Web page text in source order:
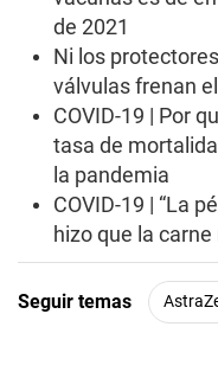
de 2021
Ni los
válvulas frenan
COVID-19 | Por
tasa de
la pandemia
COVID-19 | “La
hizo que la
Seguir temas